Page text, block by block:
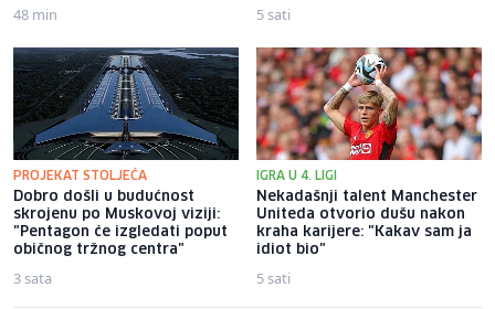
48 min 5 sati
PROJEKAT STOLJEĆA
Dobro došli u budućnost
skrojenu po Muskovoj viziji:
"Pentagon će izgledati poput
običnog tržnog centra"
3 sata
IGRA U 4. LIGI
Nekadašnji talent Manchester
Uniteda otvorio dušu nakon
kraha karijere: "Kakav sam ja
idiot bio"
5 sati